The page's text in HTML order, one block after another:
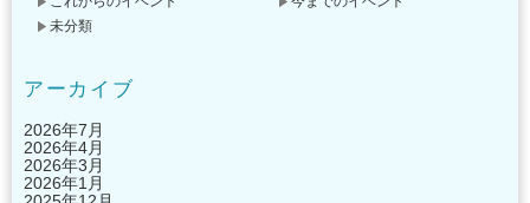
未分類
アーカイブ
2026年7月
2026年4月
2026年3月
2026年1月